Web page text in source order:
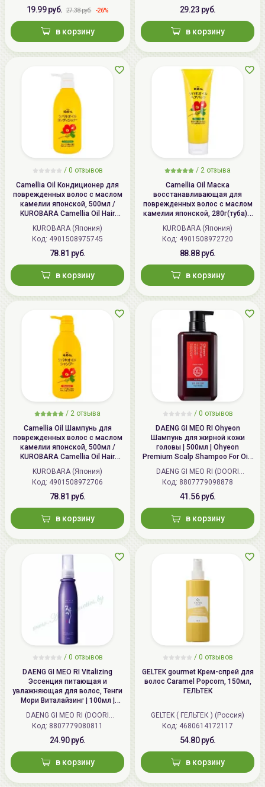
19.99 руб. 27.38 руб. -26%
в корзину
29.23 руб.
в корзину
/ 0 отзывов
Camellia Oil Кондиционер для
поврежденных волос с маслом
камелии японской, 500мл /
KUROBARA Camellia Oil Hair
Conditioner
KUROBARA (Япония)
Код: 4901508975745
78.81 руб.
в корзину
/ 2 отзыва
Camellia Oil Маска
восстанавливающая для
поврежденных волос с маслом
камелии японской, 280г(туба) /
KUROBARA Camellia Oil Hair Pack
KUROBARA (Япония)
Код: 4901508972720
88.88 руб.
в корзину
/ 2 отзыва
Camellia Oil Шампунь для
поврежденных волос с маслом
камелии японской, 500мл /
KUROBARA Camellia Oil Hair
Shampoo
KUROBARA (Япония)
Код: 4901508972706
78.81 руб.
в корзину
/ 0 отзывов
DAENG GI MEO RI Ohyeon
Шампунь для жирной кожи
головы | 500мл | Ohyeon
Premium Scalp Shampoo For Oily
DAENG GI MEO RI (DOORI
Cosmetics) (Корея)
Код: 8807779098878
41.56 руб.
в корзину
/ 0 отзывов
DAENG GI MEO RI Vitalizing
Эссенция питающая и
увлажняющая для волос, Тенги
Мори Виталайзинг | 100мл |
Vitalizing Hair Essence
DAENG GI MEO RI (DOORI
Cosmetics) (Корея)
Код: 8807779080811
24.90 руб.
в корзину
/ 0 отзывов
GELTEK gourmet Крем-спрей для
волос Caramel Popcorn, 150мл,
ГЕЛЬТЕК
GELTEK ( ГЕЛЬТЕК ) (Россия)
Код: 4680614172117
54.80 руб.
в корзину